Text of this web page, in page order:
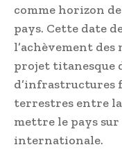
comme horizon
pays. Cette date
l’achèvement des
projet titanesque
d’infrastructures
terrestres entre la
mettre le pays sur
internationale.